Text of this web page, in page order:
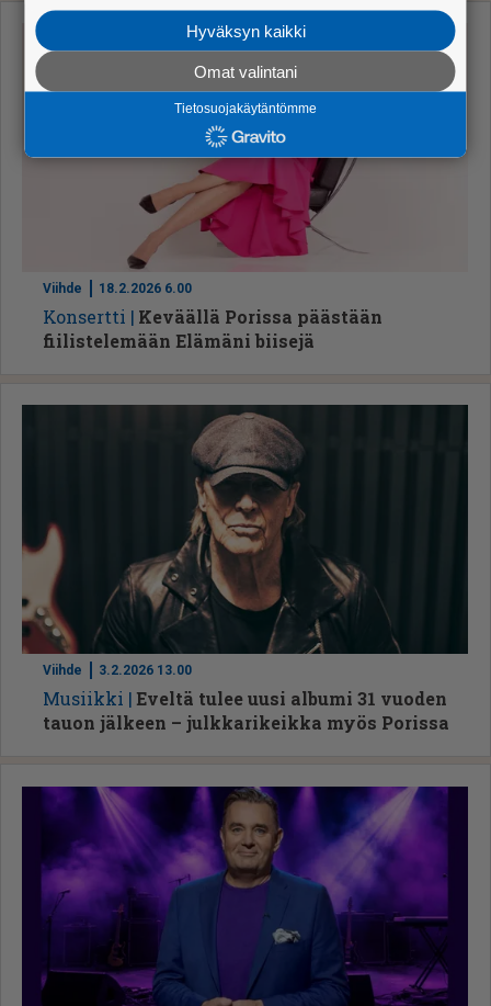
Viihde 18.2.2026 6.00
Kon­sert­ti
Keväällä Porissa päästään
fiilistelemään Elämäni biisejä
Viihde 3.2.2026 13.00
Mu­siik­ki
Eveltä tulee uusi albumi 31 vuoden
tauon jälkeen – julkkarikeikka myös Porissa
Hyväksyn kaikki
Omat valintani
Tietosuojakäytäntömme